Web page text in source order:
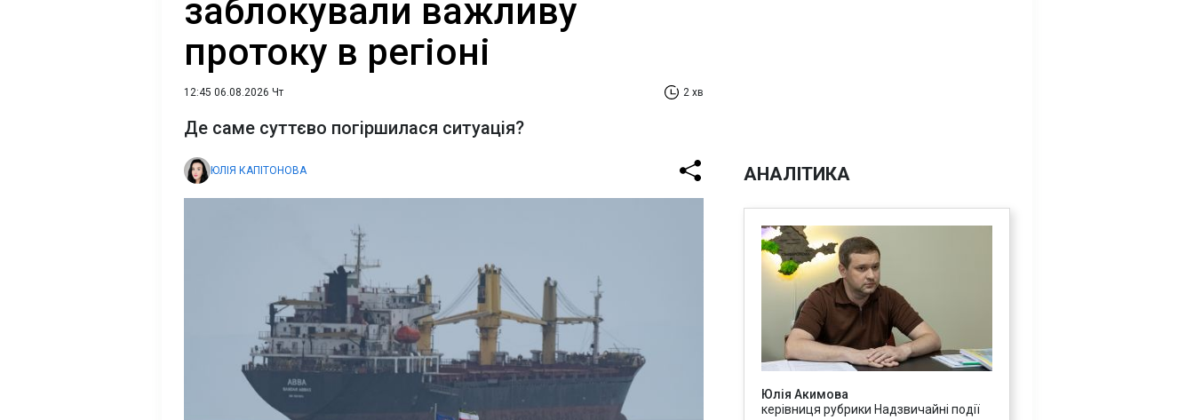
заблокували важливу
протоку в регіоні
12:45 06.08.2026 Чт 2 хв
Де саме суттєво погіршилася ситуація?
ЮЛІЯ КАПІТОНОВА АНАЛІТИКА
Юлія Акимова
керівниця рубрики Надзвичайні події